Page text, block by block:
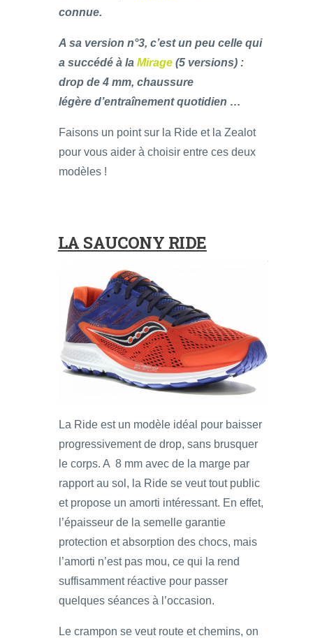
connue.
A sa version n°3, c’est un peu celle qui
a succédé à la Mirage (5 versions) :
drop de 4 mm, chaussure
légère d’entraînement quotidien …
Faisons un point sur la Ride et la Zealot
pour vous aider à choisir entre ces deux
modèles !
LA SAUCONY RIDE
La Ride est un modèle idéal pour baisser
progressivement de drop, sans brusquer
le corps. A 8 mm avec de la marge par
rapport au sol, la Ride se veut tout public
et propose un amorti intéressant. En effet,
l’épaisseur de la semelle garantie
protection et absorption des chocs, mais
l’amorti n’est pas mou, ce qui la rend
suffisamment réactive pour passer
quelques séances à l’occasion.
Le crampon se veut route et chemins, on